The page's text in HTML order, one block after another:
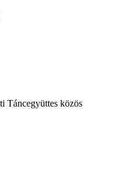
Táncegyüttes közös